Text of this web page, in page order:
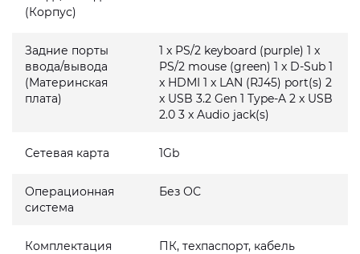
(Корпус)
Задние порты
ввода/вывода
(Материнская
плата)
1 x PS/2 keyboard (purple) 1 x
PS/2 mouse (green) 1 x D-Sub 1
x HDMI 1 x LAN (RJ45) port(s) 2
x USB 3.2 Gen 1 Type-A 2 x USB
2.0 3 x Audio jack(s)
Сетевая карта 1Gb
Операционная
система
Без ОС
Комплектация
ПК, техпаспорт, кабель